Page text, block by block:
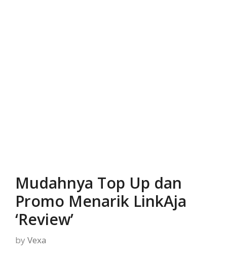
Mudahnya Top Up dan
Promo Menarik LinkAja
‘Review’
by Vexa